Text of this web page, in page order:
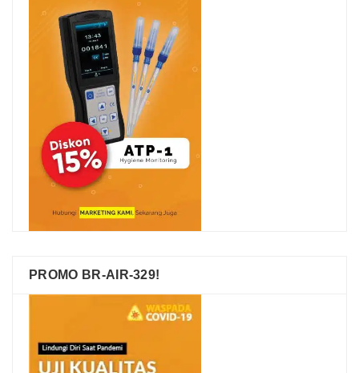
PROMO BR-AIR-329!